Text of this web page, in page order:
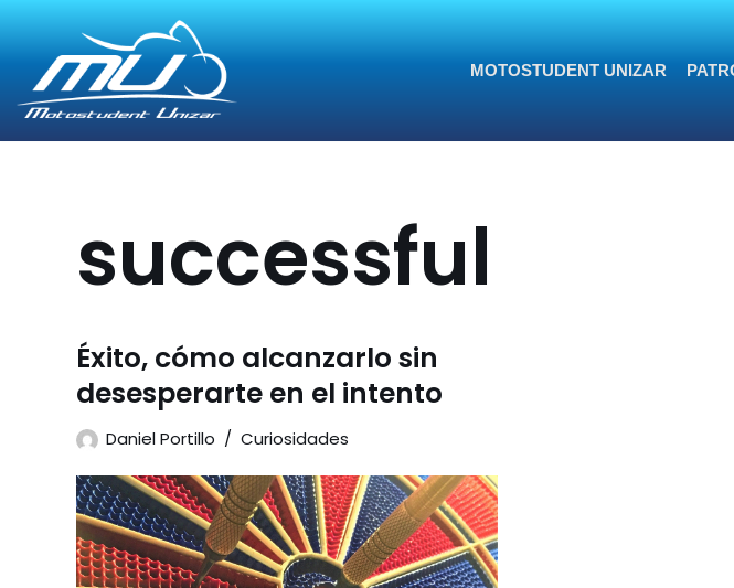
Saltar
al
contenido
MOTOSTUDENT UNIZAR
successful
Éxito, cómo alcanzarlo sin
desesperarte en el intento
Daniel Portillo Curiosidades